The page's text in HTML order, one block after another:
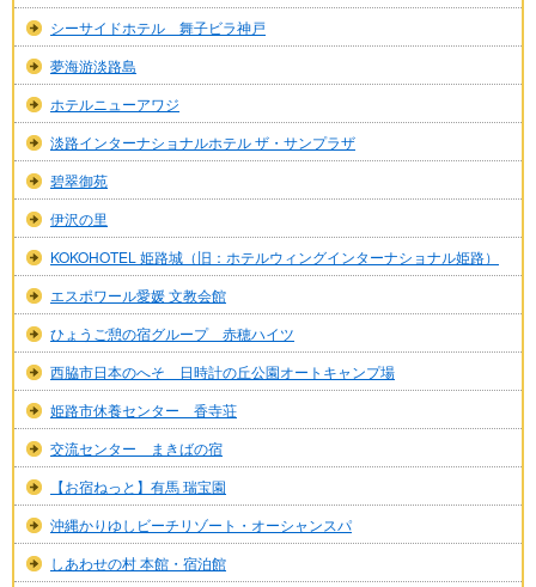
シーサイドホテル 舞子ビラ神戸
夢海游淡路島
ホテルニューアワジ
淡路インターナショナルホテル ザ・サンプラザ
碧翠御苑
伊沢の里
KOKOHOTEL 姫路城（旧：ホテルウィングインターナショナル姫路）
エスポワール愛媛 文教会館
ひょうご憩の宿グループ 赤穂ハイツ
西脇市日本のへそ 日時計の丘公園オートキャンプ場
姫路市休養センター 香寺荘
交流センター まきばの宿
【お宿ねっと】有馬 瑞宝園
沖縄かりゆしビーチリゾート・オーシャンスパ
しあわせの村 本館・宿泊館